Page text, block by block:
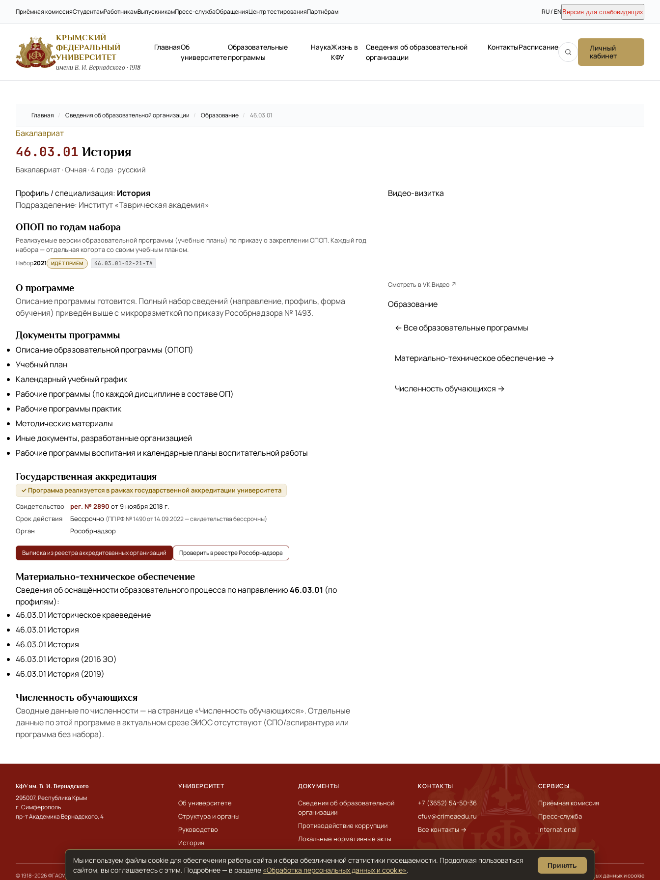
Приёмная комиссияСтудентамРаботникамВыпускникамПресс-службаОбращенияЦентр тестированияПартнёрам RU / EN Версия для слабовидящих
КРЫМСКИЙ
ФЕДЕРАЛЬНЫЙ
УНИВЕРСИТЕТ
имени В. И. Вернадского · 1918
ГлавнаяОб
университете
Образовательные
программы
НаукаЖизнь в
КФУ
Сведения об образовательной
организации
КонтактыРасписание
Личный
кабинет
Главная / Сведения об образовательной организации / Образование / 46.03.01
Бакалавриат
46.03.01 История
Бакалавриат·Очная·4 года·русский
Профиль / специализация: История
Подразделение: Институт «Таврическая академия»
ОПОП по годам набора
Реализуемые версии образовательной программы (учебные планы) по приказу о закреплении ОПОП. Каждый год
набора — отдельная когорта со своим учебным планом.
Набор2021 ИДЁТ ПРИЁМ 46.03.01-02-21-ТА
О программе
Описание программы готовится. Полный набор сведений (направление, профиль, форма
обучения) приведён выше с микроразметкой по приказу Рособрнадзора № 1493.
Документы программы
Описание образовательной программы (ОПОП)
Учебный план
Календарный учебный график
Рабочие программы (по каждой дисциплине в составе ОП)
Рабочие программы практик
Методические материалы
Иные документы, разработанные организацией
Рабочие программы воспитания и календарные планы воспитательной работы
Государственная аккредитация
✓ Программа реализуется в рамках государственной аккредитации университета
Свидетельство
рег. № 2890 от 9 ноября 2018 г.
Срок действия
Бессрочно (ПП РФ № 1490 от 14.09.2022 — свидетельства бессрочны)
Орган Рособрнадзор
Выписка из реестра аккредитованных организаций Проверить в реестре Рособрнадзора
Материально-техническое обеспечение
Сведения об оснащённости образовательного процесса по направлению46.03.01 (по
профилям):
46.03.01 Историческое краеведение
46.03.01 История
46.03.01 История
46.03.01 История (2016 ЗО)
46.03.01 История (2019)
Численность обучающихся
Сводные данные по численности — на странице«Численность обучающихся». Отдельные
данные по этой программе в актуальном срезе ЭИОС отсутствуют (СПО/аспирантура или
программа без набора).
Видео-визитка
Смотреть в VK Видео ↗
Образование
← Все образовательные программы
Материально-техническое обеспечение →
Численность обучающихся →
КФУ им. В. И. Вернадского
295007, Республика Крым
г. Симферополь
пр-т Академика Вернадского, 4
УНИВЕРСИТЕТ
Об университете
Структура и органы
Руководство
История
ДОКУМЕНТЫ
Сведения об образовательной
организации
Противодействие коррупции
Локальные нормативные акты
КОНТАКТЫ
+7 (3652) 54-50-36
cfuv@crimeaedu.ru
Все контакты →
СЕРВИСЫ
Приёмная комиссия
Пресс-служба
International
© 1918–2026 ФГАОУ ВО «КФУ им. В. И. Вернадского» Обработка персональных данных и cookie
Мы используем файлы cookie для обеспечения работы сайта и сбора обезличенной статистики посещаемости. Продолжая пользоваться
сайтом, вы соглашаетесь с этим. Подробнее — в разделе «Обработка персональных данных и cookie». Принять